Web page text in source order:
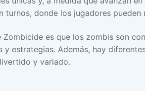
turnos, donde los jugadores
es que los zombis son
estrategias. Además, hay
y variado.